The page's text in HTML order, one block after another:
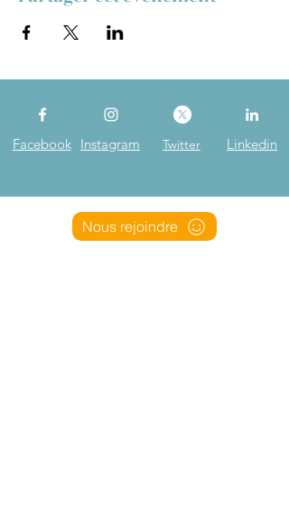
Instagram
Facebook Linkedin
Twitter
Nous rejoindre